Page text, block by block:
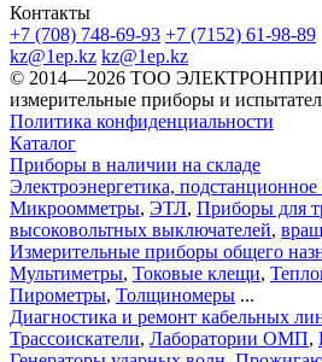
Контакты
+7 (708) 748-69-93 +7 (7152) 61-98-89
kz@1ep.kz kz@1ep.kz
©️ 2014—2026 ТОО
измерительные приборы и
Политика конфиденциальности
Каталог
Приборы в наличии на складе
Электроэнергетика,
Микроомметры, ЭТЛ, Приборы для
высоковольтных выключателей,
Измерительные приборы общего
Мультиметры, Токовые клещи,
Пирометры, Толщиномеры ...
Диагностика и ремонт кабельных
Трассоискатели, Лаборатории ОМП,